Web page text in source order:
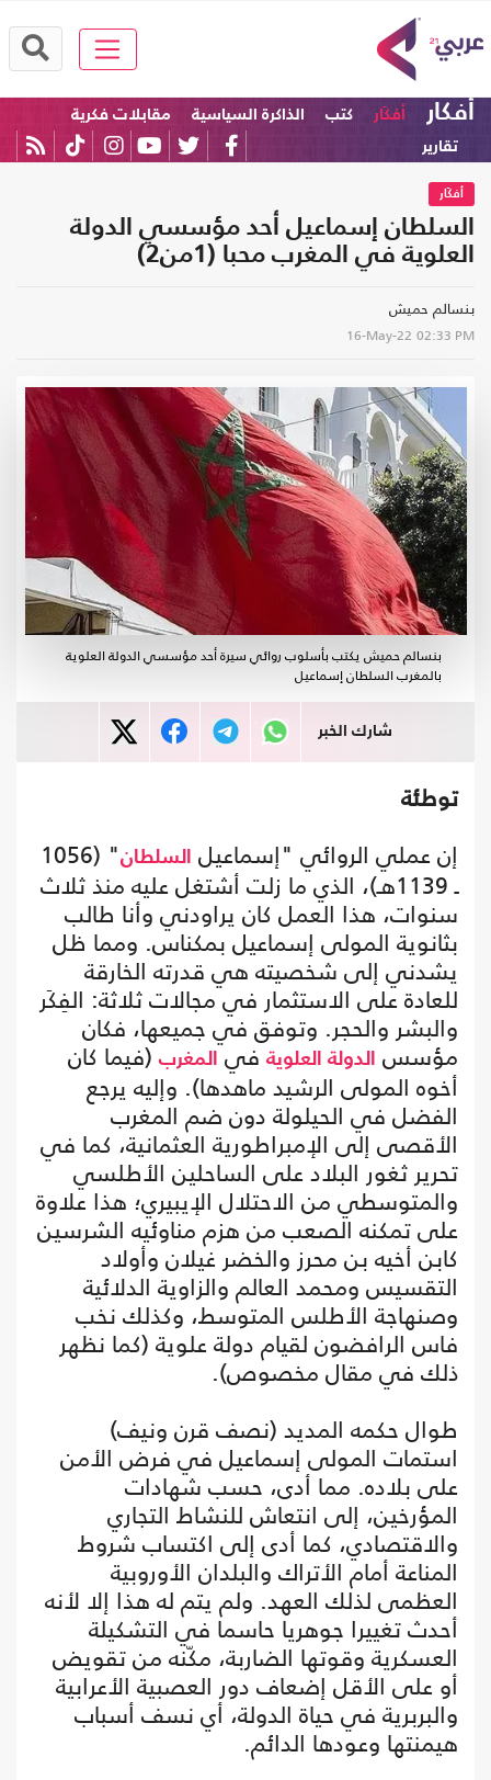
أفكار أفكَار كتب الذاكرة السياسية
مقابلات فكرية
تقارير
أفكَار
السلطان إسماعيل أحد مؤسسي الدولة
العلوية في المغرب محبا (1من2)
بنسالم حميش
16-May-22 02:33 PM
بنسالم حميش يكتب بأسلوب روائي سيرة أحد مؤسسي الدولة العلوية
بالمغرب السلطان إسماعيل
شارك الخبر
توطئة
إن عملي الروائي "إسماعيل
السلطان
" (1056
ـ 1139هـ)، الذي ما زلت أشتغل عليه منذ ثلاث
سنوات، هذا العمل كان يراودني وأنا طالب
بثانوية المولى إسماعيل بمكناس. ومما ظل
يشدني إلى شخصيته هي قدرته الخارقة
للعادة على الاستثمار في مجالات ثلاثة: الفِكَر
والبشر والحجر. وتوفق في جميعها، فكان
مؤسس الدولة العلوية في المغرب (فيما كان
أخوه المولى الرشيد ماهدها). وإليه يرجع
الفضل في الحيلولة دون ضم المغرب
الأقصى إلى الإمبراطورية العثمانية، كما في
تحرير ثغور البلاد على الساحلين الأطلسي
والمتوسطي من الاحتلال الإيبيري؛ هذا علاوة
على تمكنه الصعب من هزم مناوئيه الشرسين
كابن أخيه بن محرز والخضر غيلان وأولاد
التقسيس ومحمد العالم والزاوية الدلائية
وصنهاجة الأطلس المتوسط، وكذلك نخب
فاس الرافضون لقيام دولة علوية (كما نظهر
ذلك في مقال مخصوص).
طوال حكمه المديد (نصف قرن ونيف)
استمات المولى إسماعيل في فرض الأمن
على بلاده. مما أدى، حسب شهادات
المؤرخين، إلى انتعاش للنشاط التجاري
والاقتصادي، كما أدى إلى اكتساب شروط
المناعة أمام الأتراك والبلدان الأوروبية
العظمى لذلك العهد. ولم يتم له هذا إلا لأنه
أحدث تغييرا جوهريا حاسما في التشكيلة
العسكرية وقوتها الضاربة، مكّنه من تقويض
أو على الأقل إضعاف دور العصبية الأعرابية
والبربرية في حياة الدولة، أي نسف أسباب
هيمنتها وعودها الدائم.